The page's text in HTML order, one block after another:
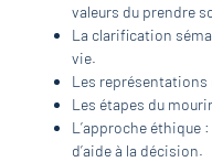
valeurs du prendre
La clarification
vie.
Les représentations
Les étapes du
L’approche
d’aide à la décision.